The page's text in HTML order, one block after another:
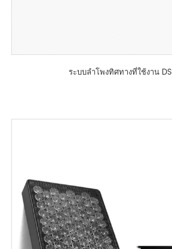
ระบบลำโพงทิศทางที่ใช้งาน